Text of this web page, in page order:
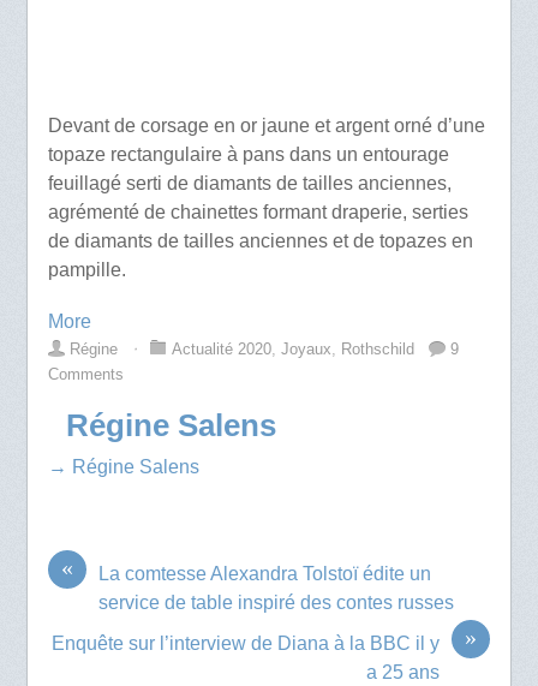
Devant de corsage en or jaune et argent orné d’une
topaze rectangulaire à pans dans un entourage
feuillagé serti de diamants de tailles anciennes,
agrémenté de chainettes formant draperie, serties
de diamants de tailles anciennes et de topazes en
pampille.
More
Régine ⋅ Actualité 2020, Joyaux Rothschild
9
Comments
Régine Salens
→ Régine Salens
«
La comtesse Alexandra Tolstoï édite un
service de table inspiré des contes russes
»
Enquête sur l’interview de Diana à la BBC il y
a 25 ans